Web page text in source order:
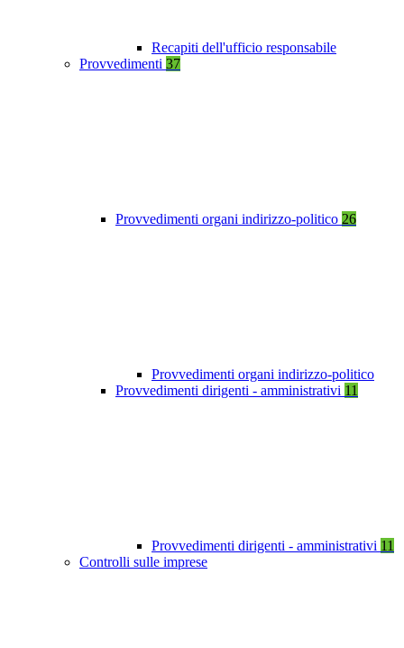
Recapiti dell'ufficio responsabile
Provvedimenti 37
Provvedimenti organi indirizzo-politico 26
Provvedimenti organi indirizzo-politico
Provvedimenti dirigenti - amministrativi 11
Provvedimenti dirigenti - amministrativi 11
Controlli sulle imprese